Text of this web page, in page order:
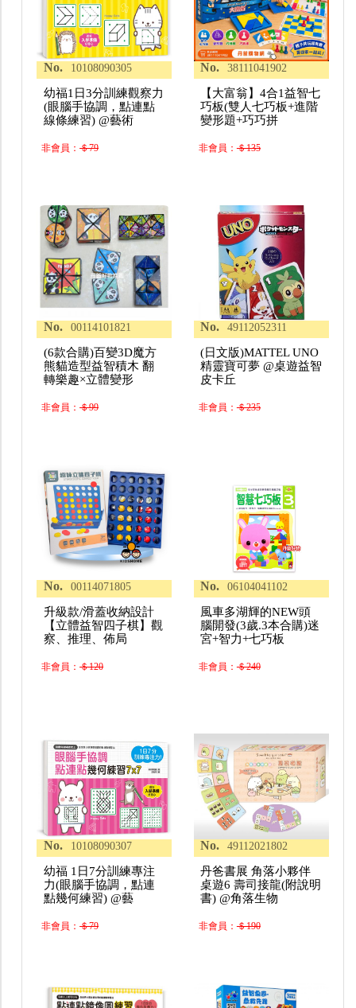
No. 10108090305
幼福1日3分訓練觀察力
(眼腦手協調，點連點
線條練習) @藝術
非會員：＄79
No. 38111041902
【大富翁】4合1益智七
巧板(雙人七巧板+進階
變形題+巧巧拼
非會員：＄135
No. 00114101821
(6款合購)百變3D魔方
熊貓造型益智積木 翻
轉樂趣×立體變形
非會員：＄99
No. 49112052311
(日文版)MATTEL UNO
精靈寶可夢 @桌遊益智
皮卡丘
非會員：＄235
No. 00114071805
升級款/滑蓋收納設計
【立體益智四子棋】觀
察、推理、佈局
非會員：＄120
No. 06104041102
風車多湖輝的NEW頭
腦開發(3歲.3本合購)迷
宮+智力+七巧板
非會員：＄240
No. 10108090307
幼福 1日7分訓練專注
力(眼腦手協調，點連
點幾何練習) @藝
非會員：＄79
No. 49112021802
丹爸書展 角落小夥伴
桌遊6 壽司接龍(附說明
書) @角落生物
非會員：＄190